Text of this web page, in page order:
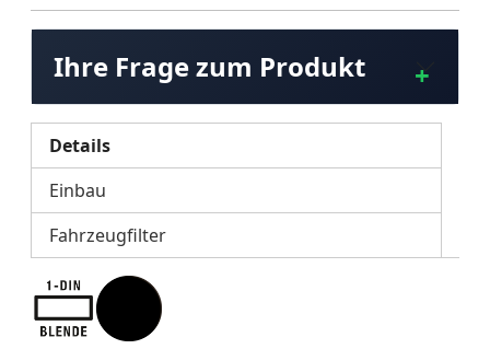
Ihre Frage zum Produkt
Details
Einbau
Fahrzeugfilter